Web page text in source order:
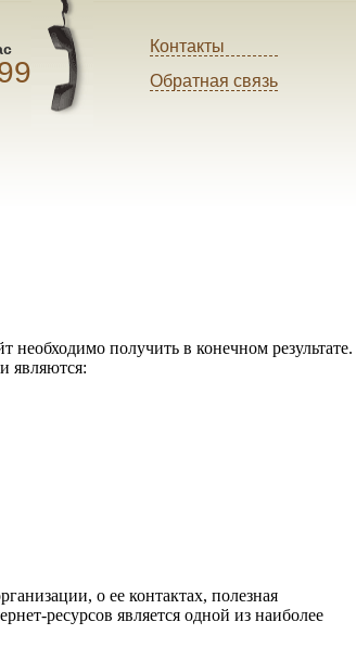
Контакты
Обратная связь
необходимо получить в конечном результате.
являются:
о ее контактах, полезная
ресурсов является одной из наиболее